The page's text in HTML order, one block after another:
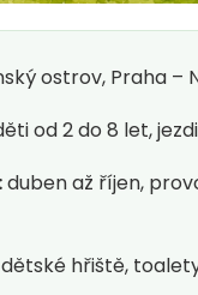
ostrov, Praha –
od 2 do 8 let,
duben až říjen,
dětské hřiště,